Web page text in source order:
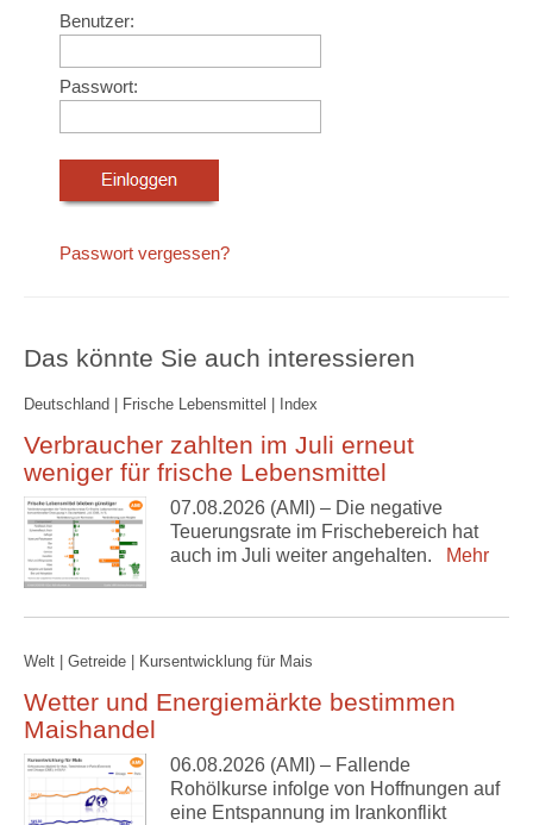
Benutzer:
Passwort:
Passwort vergessen?
Das könnte Sie auch interessieren
Deutschland | Frische Lebensmittel | Index
Verbraucher zahlten im Juli erneut
weniger für frische Lebensmittel
07.08.2026 (AMI) – Die negative
Teuerungsrate im Frischebereich hat
auch im Juli weiter angehalten.
Mehr
Welt | Getreide | Kursentwicklung für Mais
Wetter und Energiemärkte bestimmen
Maishandel
06.08.2026 (AMI) – Fallende
Rohölkurse infolge von Hoffnungen auf
eine Entspannung im Irankonflikt